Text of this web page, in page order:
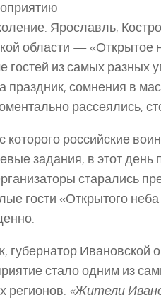
Ярославль,
области — «Открытое
гостей из самых разных
праздник, сомнения в
рассеялись,
которого российские
задания, в этот день
старались
гости «Открытого
губернатор Ивановской
стало одним из
регионов. «Жители